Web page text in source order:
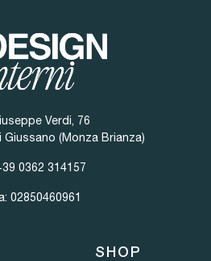
Verdi, 76
Giussano (Monza Brianza)
0362 314157
02850460961
SHOP